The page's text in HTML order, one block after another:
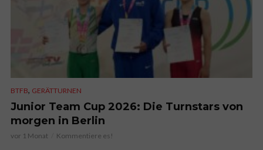
BTFB, GERÄTTURNEN
Junior Team Cup 2026: Die Turnstars von
morgen in Berlin
vor 1 Monat Kommentiere es!